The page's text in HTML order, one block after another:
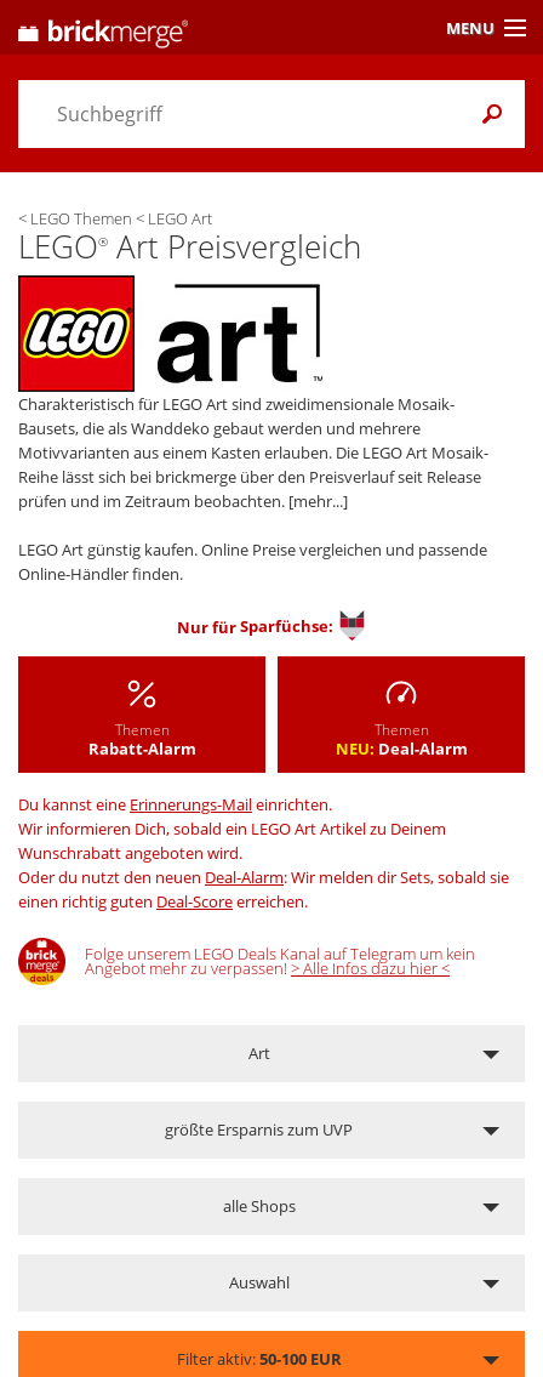
< LEGO Themen < LEGO Art
LEGO® Art Preisvergleich
Charakteristisch für LEGO Art sind zweidimensionale Mosaik-
Bausets, die als Wanddeko gebaut werden und mehrere
Motivvarianten aus einem Kasten erlauben. Die LEGO Art Mosaik-
Reihe lässt sich bei brickmerge über den Preisverlauf seit Release
prüfen und im Zeitraum beobachten. [mehr...]
LEGO Art günstig kaufen. Online Preise vergleichen und passende
Online-Händler finden.
Nur fürSparfüchse:
Themen
Rabatt-Alarm
Themen
NEU: Deal-Alarm
Du kannst eine Erinnerungs-Maileinrichten.
Wir informieren Dich, sobald ein LEGO Art Artikel zu Deinem
Wunschrabatt angeboten wird.
Oder du nutzt den neuen Deal-Alarm: Wir melden dir Sets, sobald sie
einen richtig guten Deal-Scoreerreichen.
Folge unserem LEGO Deals Kanal auf Telegram um kein
Angebot mehr zu verpassen! > Alle Infos dazu hier <
Art
größte Ersparnis zum UVP
alle Shops
Auswahl
Filter aktiv:50-100 EUR
MENU
Preisvergleich
Themen/ Händler
Alarme& Wunschlisten
Einstellungen